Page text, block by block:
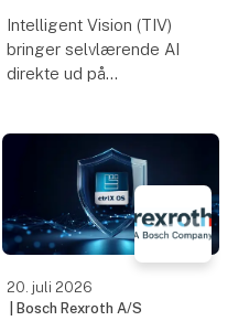
Intelligent Vision (TIV)
bringer selvlærende AI
direkte ud på
programmering.
TURCK lancerer nu
deres nye Intelligent
Vision (TIV) – et
innovativt AI-kamera, der
sæt
20. juli 2026
| Bosch Rexroth A/S